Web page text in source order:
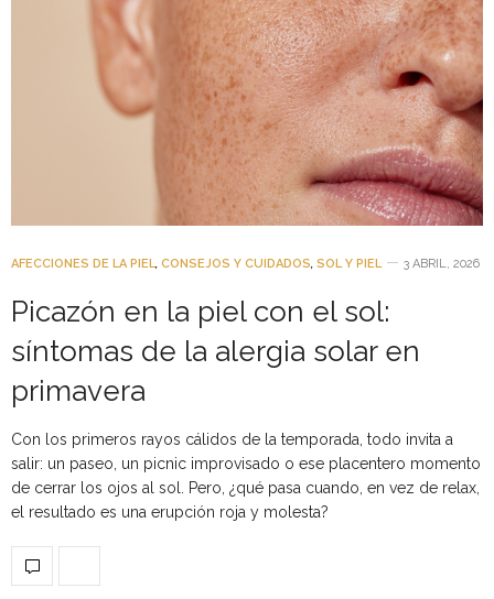
AFECCIONES DE LA PIEL, CONSEJOS Y CUIDADOS, SOL Y PIEL 3 ABRIL, 2026
Picazón en la piel con el sol:
síntomas de la alergia solar en
primavera
Con los primeros rayos cálidos de la temporada, todo invita a
salir: un paseo, un picnic improvisado o ese placentero momento
de cerrar los ojos al sol. Pero, ¿qué pasa cuando, en vez de relax,
el resultado es una erupción roja y molesta?